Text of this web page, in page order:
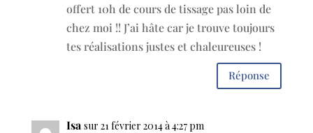
offert 10h de cours de tissage pas loin de
chez moi !! J’ai hâte car je trouve toujours
tes réalisations justes et chaleureuses !
Réponse
Isa sur 21 février 2014 à 4:27 pm